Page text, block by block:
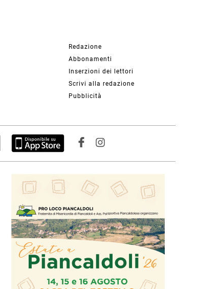
Redazione
Abbonamenti
Inserzioni dei lettori
Scrivi alla redazione
Pubblicità